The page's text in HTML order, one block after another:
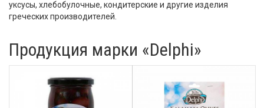
уксусы, хлебобулочные, кондитерские и другие изделия
греческих производителей.
Продукция марки «Delphi»